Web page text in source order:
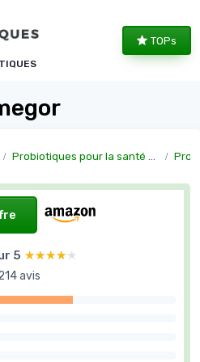
TOPs
Probiotiques pour la santé féminine
5 ★★★★★
★★★★★
avis